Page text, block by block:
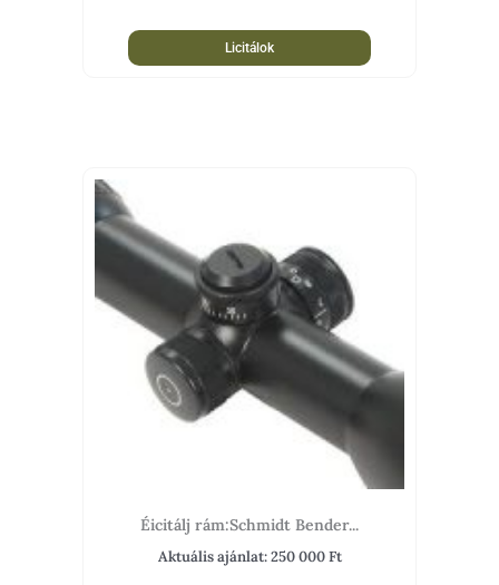
Licitálok
Éicitálj rám:Schmidt Bender...
Aktuális ajánlat:250 000Ft